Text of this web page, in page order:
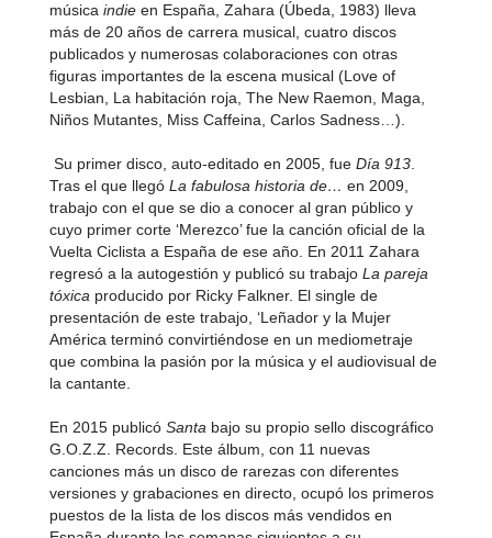
música indie en España, Zahara (Úbeda, 1983) lleva
más de 20 años de carrera musical, cuatro discos
publicados y numerosas colaboraciones con otras
figuras importantes de la escena musical (Love of
Lesbian, La habitación roja, The New Raemon, Maga,
Niños Mutantes, Miss Caffeina, Carlos Sadness…).
Su primer disco, auto-editado en 2005, fue Día 913.
Tras el que llegó La fabulosa historia de… en 2009,
trabajo con el que se dio a conocer al gran público y
cuyo primer corte ‘Merezco’ fue la canción oficial de la
Vuelta Ciclista a España de ese año. En 2011 Zahara
regresó a la autogestión y publicó su trabajo La pareja
tóxica producido por Ricky Falkner. El single de
presentación de este trabajo, ‘Leñador y la Mujer
América terminó convirtiéndose en un mediometraje
que combina la pasión por la música y el audiovisual de
la cantante.
En 2015 publicó Santa bajo su propio sello discográfico
G.O.Z.Z. Records. Este álbum, con 11 nuevas
canciones más un disco de rarezas con diferentes
versiones y grabaciones en directo, ocupó los primeros
puestos de la lista de los discos más vendidos en